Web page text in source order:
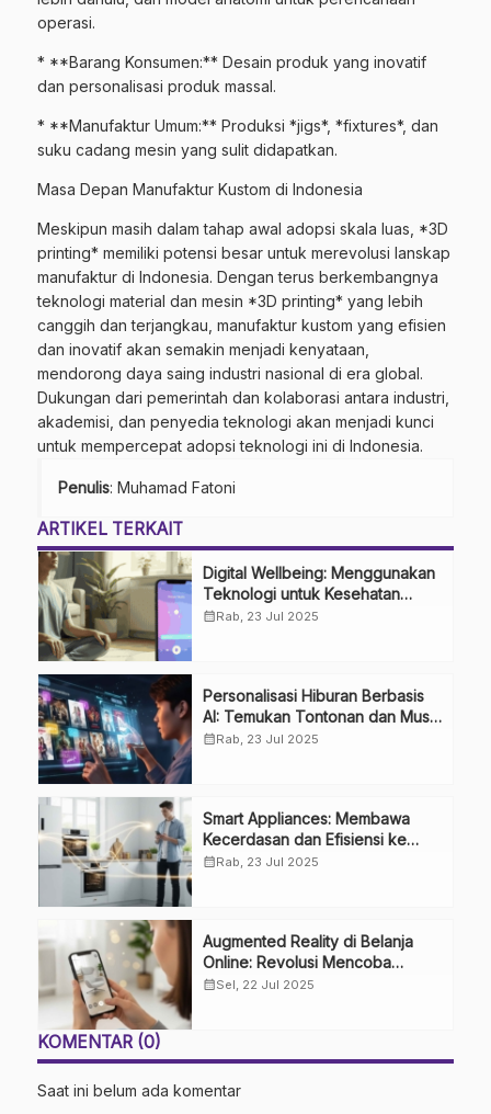
operasi.
* **Barang Konsumen:** Desain produk yang inovatif
dan personalisasi produk massal.
* **Manufaktur Umum:** Produksi *jigs*, *fixtures*, dan
suku cadang mesin yang sulit didapatkan.
Masa Depan Manufaktur Kustom di Indonesia
Meskipun masih dalam tahap awal adopsi skala luas, *3D
printing* memiliki potensi besar untuk merevolusi lanskap
manufaktur di Indonesia. Dengan terus berkembangnya
teknologi material dan mesin *3D printing* yang lebih
canggih dan terjangkau, manufaktur kustom yang efisien
dan inovatif akan semakin menjadi kenyataan,
mendorong daya saing industri nasional di era global.
Dukungan dari pemerintah dan kolaborasi antara industri,
akademisi, dan penyedia teknologi akan menjadi kunci
untuk mempercepat adopsi teknologi ini di Indonesia.
Penulis: Muhamad Fatoni
ARTIKEL TERKAIT
Digital Wellbeing: Menggunakan
Teknologi untuk Kesehatan
Mental dan Keseimbangan Hidup
calendar_monthRab, 23 Jul 2025
Personalisasi Hiburan Berbasis
AI: Temukan Tontonan dan Musik
Favorit Anda Lebih Cepat
calendar_monthRab, 23 Jul 2025
Smart Appliances: Membawa
Kecerdasan dan Efisiensi ke
Dalam Rumah Anda
calendar_monthRab, 23 Jul 2025
Augmented Reality di Belanja
Online: Revolusi Mencoba
Produk dari Kenyamanan Rumah
calendar_monthSel, 22 Jul 2025
KOMENTAR (0)
Saat ini belum ada komentar